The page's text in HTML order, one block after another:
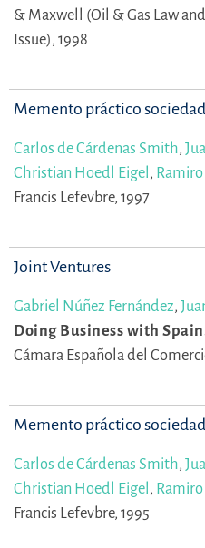
& Maxwell (Oil & Gas Law
Issue), 1998
Memento práctico
Carlos de Cárdenas Smith,
Christian Hoedl Eigel ,
Francis Lefevbre, 1997
Joint Ventures
Gabriel Núñez Fernández,
Doing Business with
Cámara Española del
Memento práctico
Carlos de Cárdenas Smith,
Christian Hoedl Eigel ,
Francis Lefevbre, 1995